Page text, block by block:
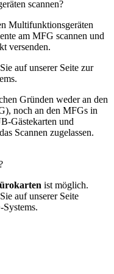
scannen?
Multifunktionsgeräten
am MFG scannen und
versenden.
auf unserer Seite zur
Gründen weder an den
noch an den MFGs in
Gästekarten und
Scannen zugelassen.
ist möglich.
auf unserer Seite